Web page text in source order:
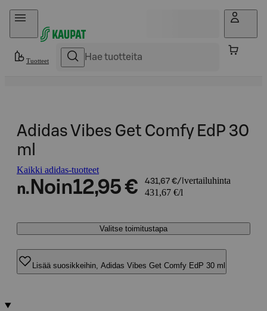
Hyppää sisältöön
Tuotteet
Adidas Vibes Get Comfy EdP 30
ml
Kaikki adidas-tuotteet
n. Noin12,95 € 431,67 €/l vertailuhinta
431,67 €/l
Valitse toimitustapa
Lisää suosikkeihin, Adidas Vibes Get Comfy EdP 30 ml